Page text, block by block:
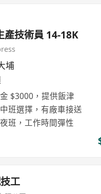
產技術員 14-18K
埔
$3000，提供飯津
班選擇，有廠車接送
班，工作時間彈性
工